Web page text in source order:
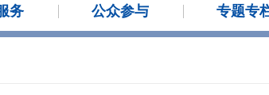
务 公众参与 专题专